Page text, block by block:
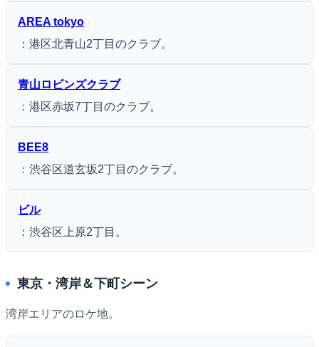
AREA tokyo
：港区北青山2丁目のクラブ。
青山ロビンズクラブ
：港区赤坂7丁目のクラブ。
BEE8
：渋谷区道玄坂2丁目のクラブ。
ビル
：渋谷区上原2丁目。
東京・湾岸＆下町シーン
湾岸エリアのロケ地。